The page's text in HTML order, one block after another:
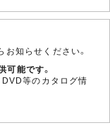
お知らせください。
能です。
DVD等のカタログ情